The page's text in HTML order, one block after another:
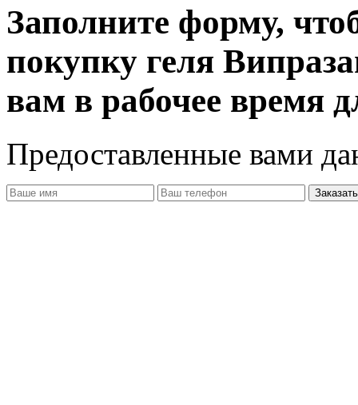
Заполните форму,
покупку геля
вам в рабочее время
Предоставленные вами